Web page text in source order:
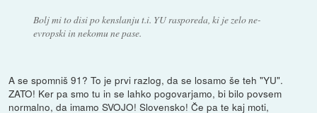
Bolj mi to disi po kenslanju t.i. YU rasporeda, ki je zelo ne-
evropski in nekomu ne pase.
A se spomniš 91? To je prvi razlog, da se losamo še teh "YU".
ZATO! Ker pa smo tu in se lahko pogovarjamo, bi bilo povsem
normalno, da imamo SVOJO! Slovensko! Če pa te kaj moti,